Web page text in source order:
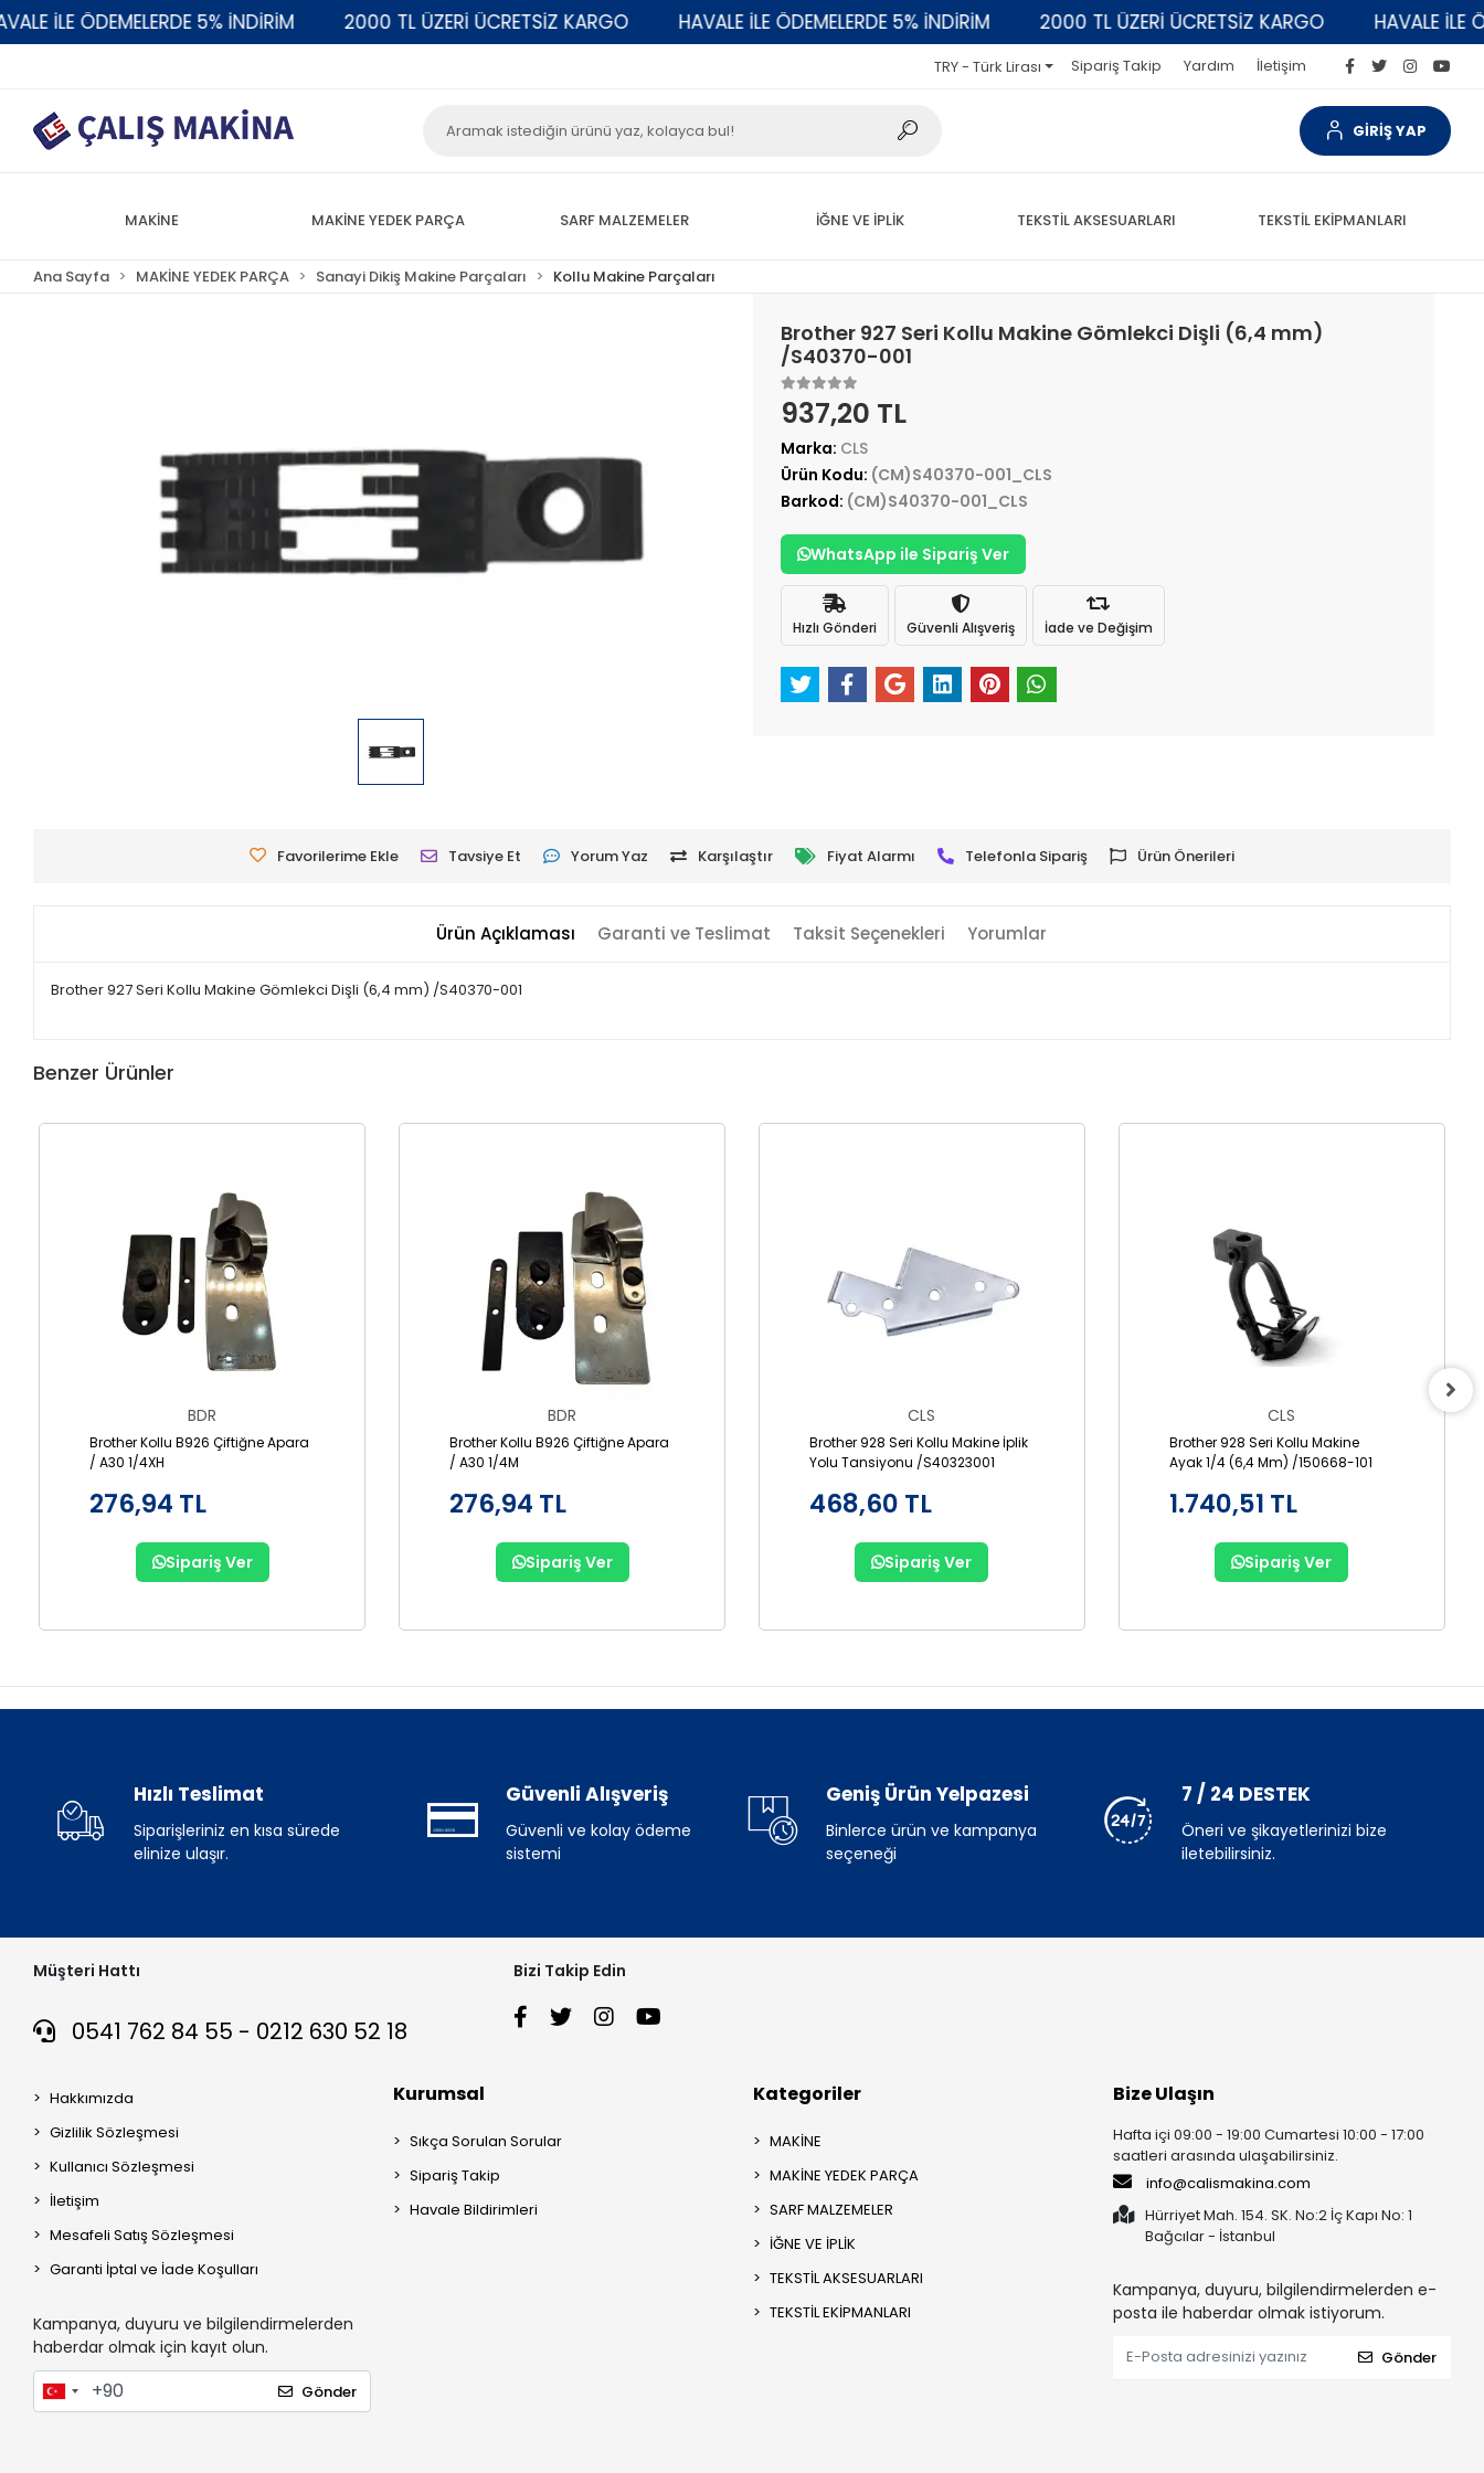
İLE ÖDEMELERDE 5% İNDİRİM 2000 TL ÜZERİ ÜCRETSİZ KARGO HAVALE İLE ÖDEMELERDE 5% İNDİRİM 2000 TL ÜZERİ ÜCRETSİZ KARGO HAVALE İLE
TRY - Türk Lirası Sipariş Takip Yardım İletişim
GİRİŞ YAP
MAKİNE MAKİNE YEDEK PARÇA SARF MALZEMELER İĞNE VE İPLİK TEKSTİL AKSESUARLARI TEKSTİL EKİPMANLARI
Ana Sayfa MAKİNE YEDEK PARÇA Sanayi Dikiş Makine Parçaları Kollu Makine Parçaları
Brother 927 Seri Kollu Makine Gömlekci Dişli (6,4 mm)
/S40370-001
937,20 TL
Marka: CLS
Ürün Kodu: (CM)S40370-001_CLS
Barkod: (CM)S40370-001_CLS
WhatsApp ile Sipariş Ver
Hızlı Gönderi Güvenli Alışveriş İade ve Değişim
Favorilerime Ekle Tavsiye Et Yorum Yaz Karşılaştır Fiyat Alarmı Telefonla Sipariş Ürün Önerileri
Ürün Açıklaması Garanti ve Teslimat Taksit Seçenekleri Yorumlar
Brother 927 Seri Kollu Makine Gömlekci Dişli (6,4 mm) /S40370-001
Benzer Ürünler
BDR
Brother Kollu B926 Çiftiğne Apara
/ A30 1/4XH
276,94 TL
Sipariş Ver
BDR
Brother Kollu B926 Çiftiğne Apara
/ A30 1/4M
276,94 TL
Sipariş Ver
CLS
Brother 928 Seri Kollu Makine İplik
Yolu Tansiyonu /S40323001
468,60 TL
Sipariş Ver
CLS
Brother 928 Seri Kollu Makine
Ayak 1/4 (6,4 Mm) /150668-101
1.740,51 TL
Sipariş Ver
Hızlı Teslimat
Siparişleriniz en kısa sürede
elinize ulaşır.
Güvenli Alışveriş
Güvenli ve kolay ödeme
sistemi
Geniş Ürün Yelpazesi
Binlerce ürün ve kampanya
seçeneği
7 / 24 DESTEK
Öneri ve şikayetlerinizi bize
iletebilirsiniz.
Müşteri Hattı
0541 762 84 55 - 0212 630 52 18
Bizi Takip Edin
Hakkımızda
Gizlilik Sözleşmesi
Kullanıcı Sözleşmesi
İletişim
Mesafeli Satış Sözleşmesi
Garanti İptal ve İade Koşulları
Kampanya, duyuru ve bilgilendirmelerden
haberdar olmak için kayıt olun.
Gönder
Kurumsal
Sıkça Sorulan Sorular
Sipariş Takip
Havale Bildirimleri
Kategoriler
MAKİNE
MAKİNE YEDEK PARÇA
SARF MALZEMELER
İĞNE VE İPLİK
TEKSTİL AKSESUARLARI
TEKSTİL EKİPMANLARI
Bize Ulaşın
Hafta içi 09:00 - 19:00 Cumartesi 10:00 - 17:00
saatleri arasında ulaşabilirsiniz.
info@calismakina.com
Hürriyet Mah. 154. SK. No:2 İç Kapı No: 1
Bağcılar - İstanbul
Kampanya, duyuru, bilgilendirmelerden e-
posta ile haberdar olmak istiyorum.
Gönder